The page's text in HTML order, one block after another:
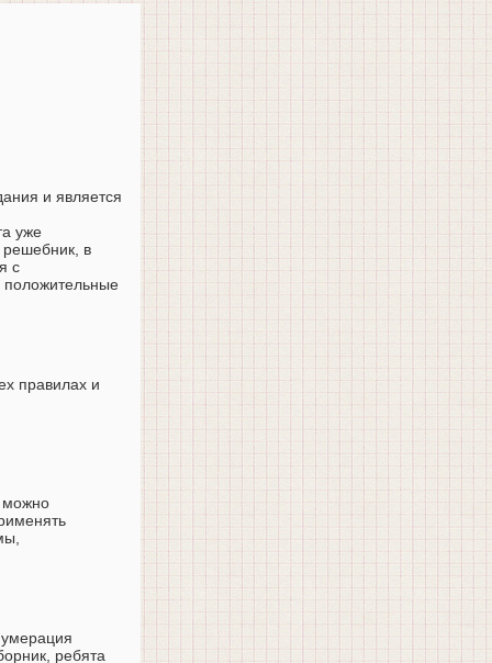
и является
уже
решебник, в
с
положительные
правилах и
можно
ребята